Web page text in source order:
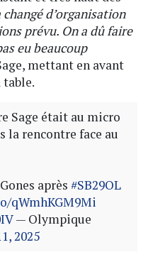
d’organisation
prévu. On a dû faire
eu beaucoup
mettant en avant
table.
Sage était au micro
la rencontre face au
après #SB29OL
qWmhKGM9Mi
— Olympique
2025